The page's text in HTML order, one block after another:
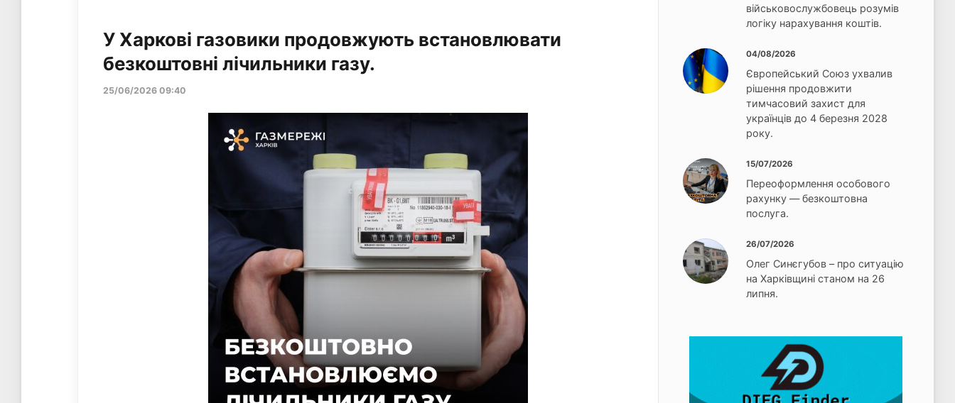
У Харкові газовики продовжують встановлювати
безкоштовні лічильники газу.
25/06/2026 09:40
військовослужбовець розумів
логіку нарахування коштів.
04/08/2026
Європейський Союз ухвалив
рішення продовжити
тимчасовий захист для
українців до 4 березня 2028
року.
15/07/2026
Переоформлення особового
рахунку — безкоштовна
послуга.
26/07/2026
Олег Синєгубов – про ситуацію
на Харківщині станом на 26
липня.